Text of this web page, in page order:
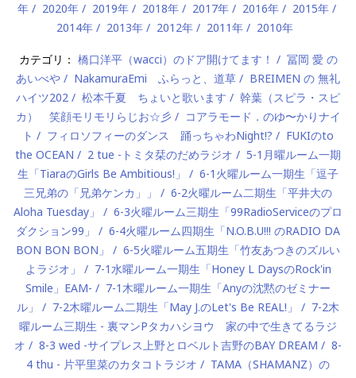
年
2020年 2019年 2018年 2017年 2016年
2015年
2014年
2013年 2012年 2011年 2010年
カテゴリ： 橋口洋平（wacci）のドア開けてます！
冨岡 愛 の
あいべや
NakamuraEmi ふらっと、道草
BREIMEN の 無礼
ハイツ202
松本千夏 ちょいと歌います
幹葉（スピラ・スピ
カ） 笑顔モリモリらじお☆彡
コアラモード．のゆ〜かりナイ
ト
フィロソフィーのダンス 踊っちゃわNight!?
FUKIのto
the OCEAN
2 tue -トミタ栞のだめラジオ
5-1月曜ルーム一期
生「TiaraのGirls Be Ambitious!」
6-1火曜ルーム一期生「逗子
三兄弟の「兄弟ケンカ」」
6-2火曜ルーム二期生「平井大の
Aloha Tuesday」
6-3火曜ルーム三期生「99RadioServiceのプロ
ダクション99」
6-4火曜ルーム四期生「N.O.B.U!!! のRADIO DA
BON BON BON」
6-5火曜ルーム五期生「竹友あつきのズルい
よラジオ」
7-1水曜ルーム一期生「Honey L DaysのRock'in
Smile」EAM-
7-1木曜ルーム一期生「Anyの沈黙のゼミナー
ル」
7-2木曜ルーム二期生「May J.のLet's Be REAL!」
7-2木
曜ルーム三期生 - 裏マンPタカハシヨウ 家の中で生きてるラジ
オ
8-3 wed -サイプレス上野とロベルト吉野のBAY DREAM
8-
4 thu - 片平里菜のカタコトラジオ
TAMA（SHAMANZ）の